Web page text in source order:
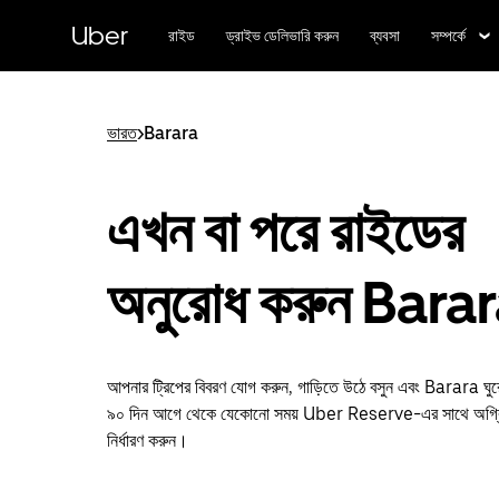
বিষয়সূচিতে
Uber রাইড ড্রাইভ ডেলিভারি করুন ব্যবসা সম্পর্কে
ভারত>Barara
এখন বা পরে রাইডের
অনুরোধ করুন
আপনার ট্রিপের বিবরণ যোগ করুন, গাড়িতে উঠে বসুন এবং Barara
৯০ দিন আগে থেকে যেকোনো সময় Uber Reserve-এর সাথে
নির্ধারণ করুন।